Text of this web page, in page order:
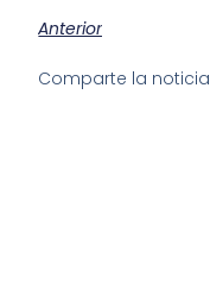
Anterior
Comparte la noticia